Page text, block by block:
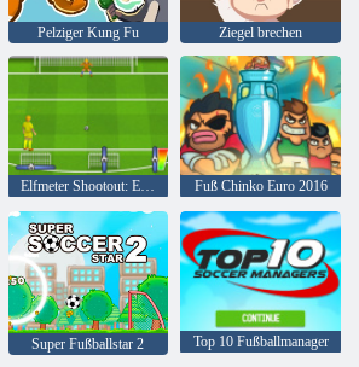
Pelziger Kung Fu Ziegel brechen
Elfmeter Shootout: Euro Cup 2016 Fuß Chinko Euro 2016
Super Fußballstar 2 Top 10 Fußballmanager